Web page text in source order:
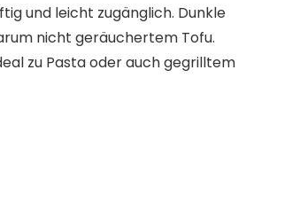
und leicht zugänglich. Dunkle
nicht geräuchertem Tofu.
zu Pasta oder auch gegrilltem